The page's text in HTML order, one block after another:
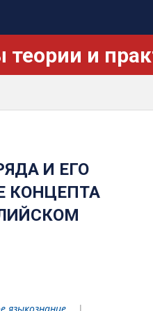
и
И ЕГО
КОНЦЕПТА